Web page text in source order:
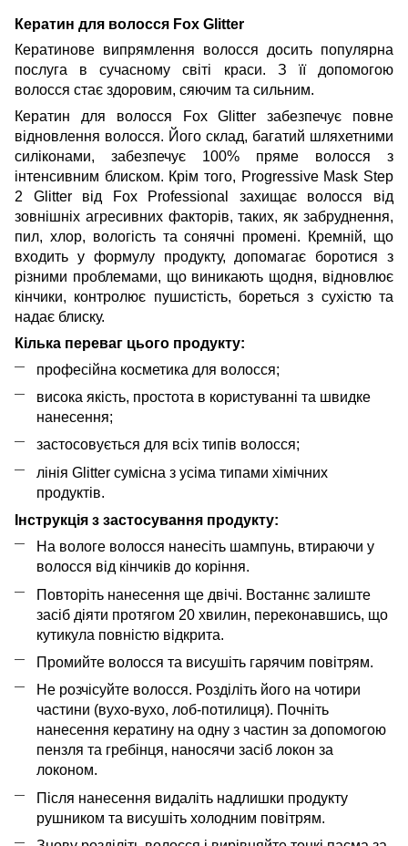
Кератин для волосся Fox Glitter
Кератинове випрямлення волосся
досить популярна
послуга в сучасному світі краси. З її допомогою
волосся стає здоровим, сяючим та сильним.
Кератин для волосся Fox Glitter забезпечує повне
відновлення волосся. Його склад, багатий шляхетними
силіконами, забезпечує 100% пряме волосся з
інтенсивним блиском. Крім того, Progressive Mask Step
2 Glitter від Fox Professional захищає волосся від
зовнішніх агресивних факторів, таких, як забруднення,
пил, хлор, вологість та сонячні промені. Кремній, що
входить у формулу продукту, допомагає боротися з
різними проблемами, що виникають щодня, відновлює
кінчики, контролює пушистість, бореться з сухістю та
надає блиску.
Кілька переваг цього продукту:
професійна косметика для волосся;
висока якість, простота в користуванні та швидке
нанесення;
застосовується для всіх типів волосся;
лінія Glitter сумісна з усіма типами хімічних
продуктів.
Інструкція з застосування продукту:
На вологе волосся нанесіть шампунь, втираючи у
волосся від кінчиків до коріння.
Повторіть нанесення ще двічі. Востаннє залиште
засіб діяти протягом 20 хвилин, переконавшись, що
кутикула повністю відкрита.
Промийте волосся та висушіть гарячим повітрям.
Не розчісуйте волосся. Розділіть його на чотири
частини (вухо-вухо, лоб-потилиця). Почніть
нанесення кератину на одну з частин за допомогою
пензля та гребінця, наносячи засіб локон за
локоном.
Після нанесення видаліть надлишки продукту
рушником та висушіть холодним повітрям.